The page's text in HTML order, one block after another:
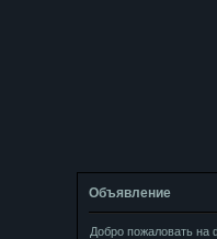
Объявление
Добро пожаловать